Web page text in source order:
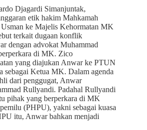
Djagardi Simanjuntak,
etik hakim Mahkamah
ke Majelis Kehormatan MK
terkait dugaan konflik
dengan advokat Muhammad
di MK. Zico
yang diajukan Anwar ke PTUN
sebagai Ketua MK. Dalam agenda
dari penggugat, Anwar
Rullyandi. Padahal Rullyandi
pihak yang berperkara di MK
(PHPU), yakni sebagai kuasa
itu, Anwar bahkan menjadi